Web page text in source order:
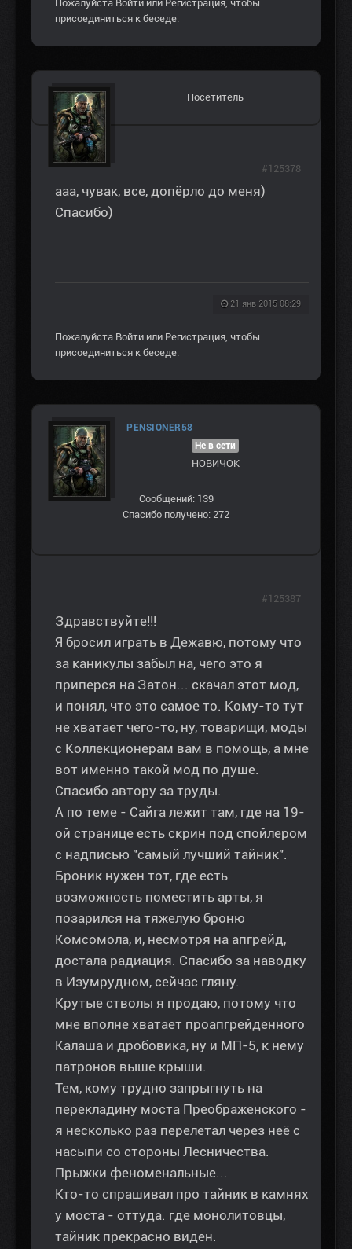
Пожалуйста Войти или Регистрация, чтобы
присоединиться к беседе.
Посетитель
ааа, чувак, все, допёрло до меня)
Спасибо)
21 янв 2015 08:29
#125378
Пожалуйста Войти или Регистрация, чтобы
присоединиться к беседе.
PENSIONER58
Не в сети
НОВИЧОК
Сообщений: 139
Спасибо получено: 272
Здравствуйте!!!
Я бросил играть в Дежавю, потому что
за каникулы забыл на, чего это я
приперся на Затон... скачал этот мод,
и понял, что это самое то. Кому-то тут
не хватает чего-то, ну, товарищи, моды
с Коллекционерам вам в помощь, а мне
вот именно такой мод по душе.
Спасибо автору за труды.
А по теме - Сайга лежит там, где на 19-
ой странице есть скрин под спойлером
с надписью "самый лучший тайник".
Броник нужен тот, где есть
возможность поместить арты, я
позарился на тяжелую броню
Комсомола, и, несмотря на апгрейд,
достала радиация. Спасибо за наводку
в Изумрудном, сейчас гляну.
Крутые стволы я продаю, потому что
мне вполне хватает проапгрейденного
Калаша и дробовика, ну и МП-5, к нему
патронов выше крыши.
Тем, кому трудно запрыгнуть на
перекладину моста Преображенского -
я несколько раз перелетал через неё с
насыпи со стороны Лесничества.
Прыжки феноменальные...
Кто-то спрашивал про тайник в камнях
у моста - оттуда. где монолитовцы,
тайник прекрасно виден.
#125387